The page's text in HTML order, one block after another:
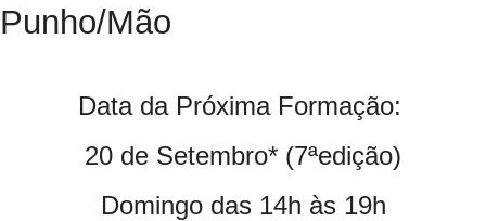
Punho/Mão
Data da Próxima Formação:
20 de Setembro* (7ªedição)
Domingo das 14h às 19h